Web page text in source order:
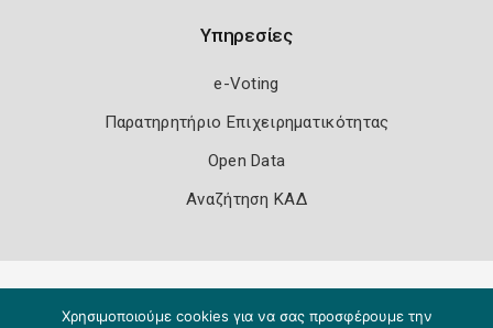
Υπηρεσίες
e-Voting
Παρατηρητήριο Επιχειρηματικότητας
Open Data
Αναζήτηση ΚΑΔ
Χρησιμοποιούμε cookies για να σας προσφέρουμε την